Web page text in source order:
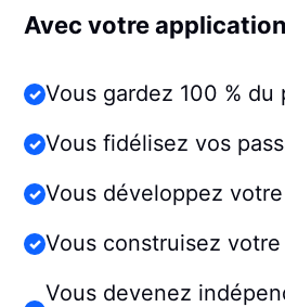
Avec votre
Vous gardez 100 % du
Vous fidélisez vos
Vous développez
Vous construisez
Vous devenez